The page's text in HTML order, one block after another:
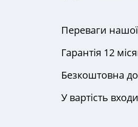
Переваги
Гарантія 12
Безкоштовна
У вартість